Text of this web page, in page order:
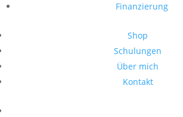
Finanzierung
Shop
Schulungen
Über mich
Kontakt